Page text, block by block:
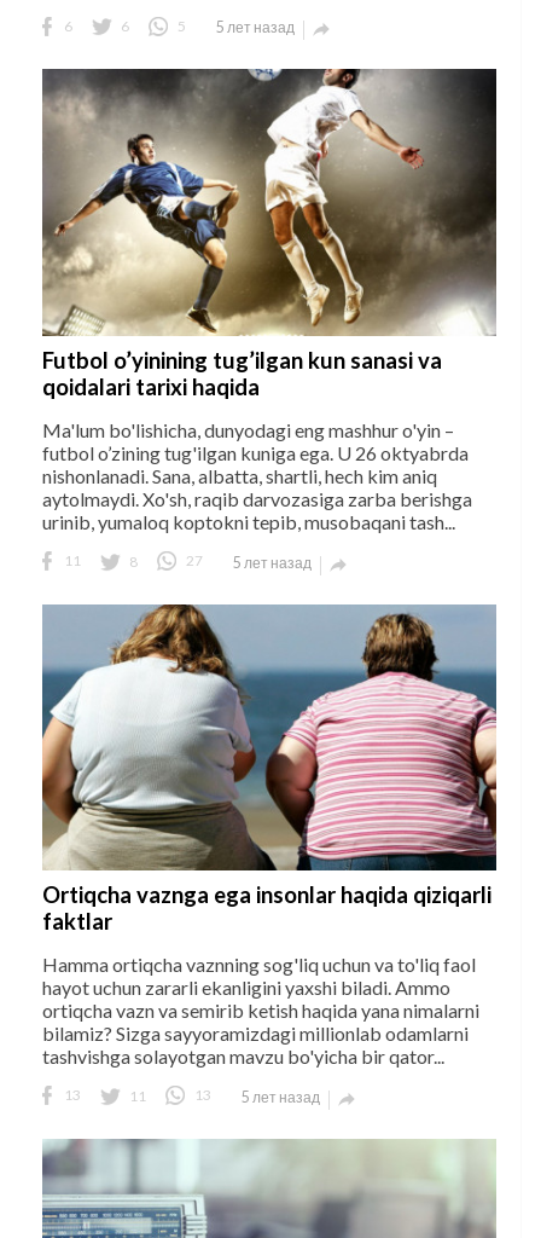
6 6 5 5 лет назад 
Futbol o’yinining tug’ilgan kun sanasi va
qoidalari tarixi haqida
Ma'lum bo'lishicha, dunyodagi eng mashhur o'yin –
futbol o’zining tug'ilgan kuniga ega. U 26 oktyabrda
nishonlanadi. Sana, albatta, shartli, hech kim aniq
aytolmaydi. Xo'sh, raqib darvozasiga zarba berishga
urinib, yumaloq koptokni tepib, musobaqani tash...
11 8 27 5 лет назад 
Ortiqcha vaznga ega insonlar haqida qiziqarli
faktlar
Hamma ortiqcha vaznning sog'liq uchun va to'liq faol
hayot uchun zararli ekanligini yaxshi biladi. Ammo
ortiqcha vazn va semirib ketish haqida yana nimalarni
bilamiz? Sizga sayyoramizdagi millionlab odamlarni
tashvishga solayotgan mavzu bo'yicha bir qator...
13 11 13 5 лет назад 